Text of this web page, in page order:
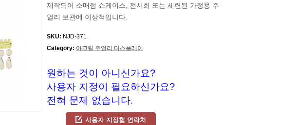
제작되어 소매점 쇼케이스, 전시회 또는 세련된 가정용 주
얼리 보관에 이상적입니다.
SKU: NJD-371
Category: 아크릴 주얼리 디스플레이
원하는 것이 아니신가요?
사용자 지정이 필요하신가요?
전혀 문제 없습니다.
사용자 지정할 연락처